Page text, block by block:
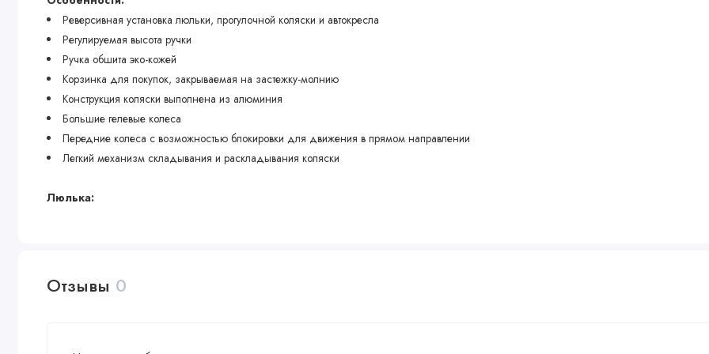
Реверсивная установка люльки, прогулочной коляски и автокресла
Регулируемая высота ручки
Ручка обшита эко-кожей
Корзинка для покупок, закрываемая на застежку-молнию
Конструкция коляски выполнена из алюминия
Большие гелевые колеса
Передние колеса с возможностью блокировки для движения в прямом направлении
Легкий механизм складывания и раскладывания коляски
Люлька:
Большая, удобная люлька
Обивка и матрасик изготовлены из бамбуковой ткани
Отзывы 0